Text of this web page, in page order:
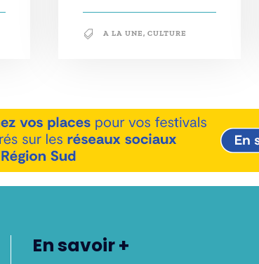
A LA UNE, CULTURE
En savoir +